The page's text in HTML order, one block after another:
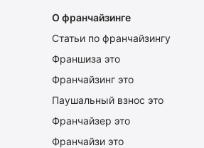
О франчайзинге
Статьи по франчайзингу
Франшиза это
Франчайзинг это
Паушальный взнос это
Франчайзер это
Франчайзи это